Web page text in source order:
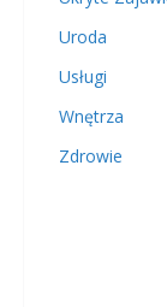
Uroda
Usługi
Wnętrza
Zdrowie